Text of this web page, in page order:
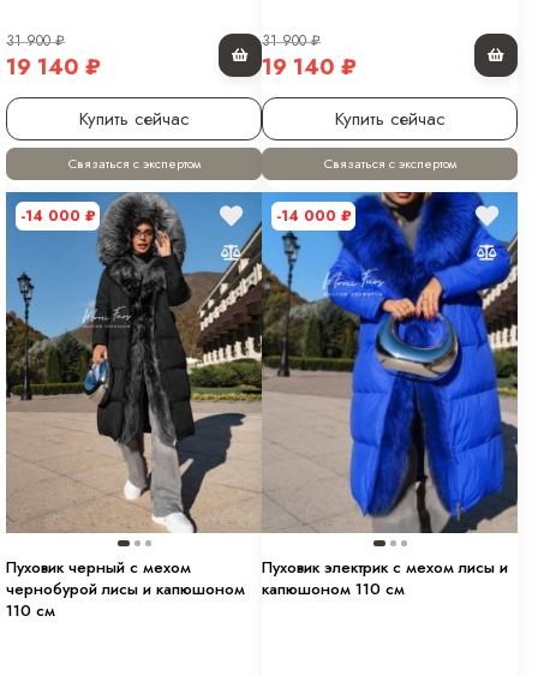
31 900₽
19 140 ₽
Купить сейчас
Связаться с экспертом
31 900₽
19 140 ₽
Купить сейчас
Связаться с экспертом
-14 000 ₽
Пуховик черный с мехом
чернобурой лисы и капюшоном
110 см
-14 000 ₽
Пуховик электрик с мехом лисы и
капюшоном 110 см